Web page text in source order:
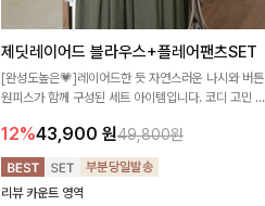
제딧레이어드 블라우스+플레어팬츠SET
[완성도높은💗]레이어드한 듯 자연스러운 나시와 버튼
원피스가 함께 구성된 세트 아이템입니다. 코디 고민 없
12%43,900 원49,800원
리뷰 카운트 영역